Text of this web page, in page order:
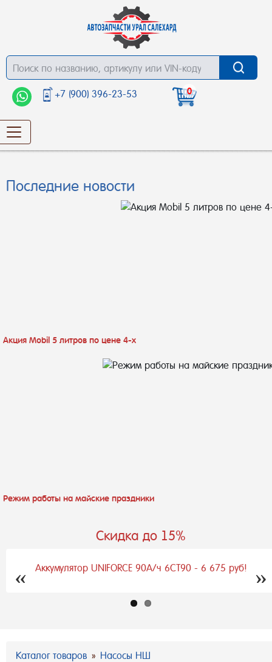
+7 (900) 396-23-53 0
Последние новости
Акция Mobil 5 литров по цене 4-х
Режим работы на майские праздники
Скидка до 15%
Аккумулятор UNIFORCE 90А/ч 6СТ90 - 6 675 руб!
Каталог товаров
Насосы НШ